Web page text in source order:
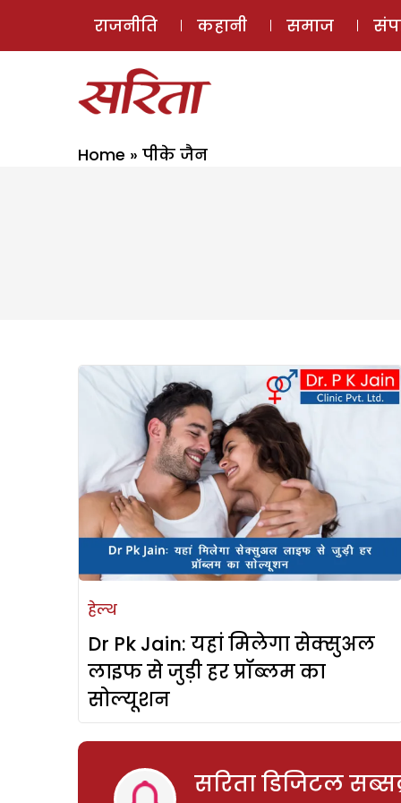
राजनीति कहानी समाज
Home » पीके जैन
हेल्थ
Dr Pk Jain: यहां मिलेगा सेक्सुअल
लाइफ से जुड़ी हर प्रॉब्लम का
सोल्यूशन
सरिता डिजिटल